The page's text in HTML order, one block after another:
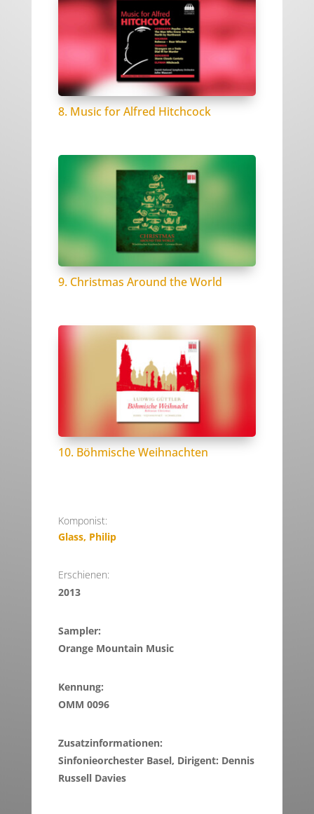
8. Music for Alfred Hitchcock
9. Christmas Around the World
10. Böhmische Weihnachten
Komponist:
Glass, Philip
Erschienen:
2013
Sampler:
Orange Mountain Music
Kennung:
OMM 0096
Zusatzinformationen:
Sinfonieorchester Basel, Dirigent: Dennis
Russell Davies